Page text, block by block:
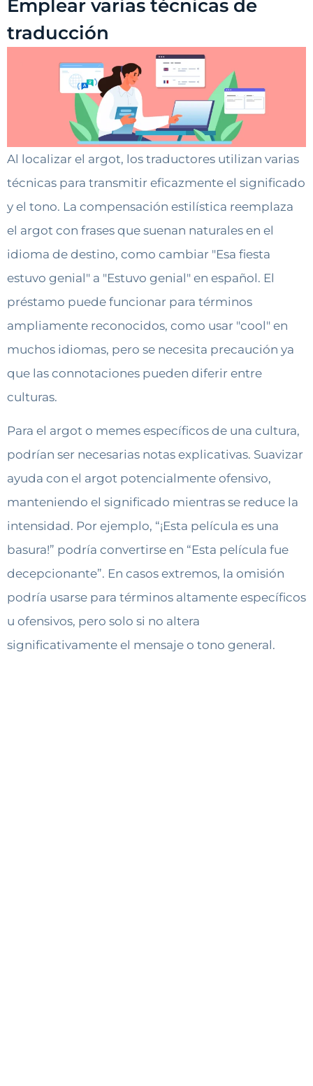
Emplear varias técnicas de
traducción
Al localizar el argot, los traductores utilizan varias
técnicas para transmitir eficazmente el significado
y el tono. La compensación estilística reemplaza
el argot con frases que suenan naturales en el
idioma de destino, como cambiar "Esa fiesta
estuvo genial" a "Estuvo genial" en español. El
préstamo puede funcionar para términos
ampliamente reconocidos, como usar "cool" en
muchos idiomas, pero se necesita precaución ya
que las connotaciones pueden diferir entre
culturas.
Para el argot o memes específicos de una cultura,
podrían ser necesarias notas explicativas. Suavizar
ayuda con el argot potencialmente ofensivo,
manteniendo el significado mientras se reduce la
intensidad. Por ejemplo, “¡Esta película es una
basura!” podría convertirse en “Esta película fue
decepcionante”. En casos extremos, la omisión
podría usarse para términos altamente específicos
u ofensivos, pero solo si no altera
significativamente el mensaje o tono general.